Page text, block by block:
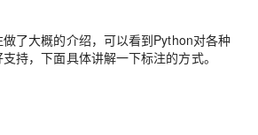
了大概的介绍，可以看到Python对各种
持，下面具体讲解一下标注的方式。